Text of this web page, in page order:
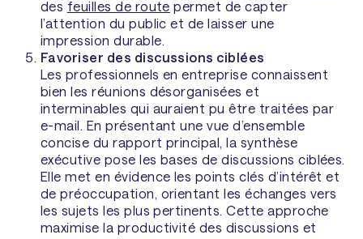
des feuilles de route permet de capter
l’attention du public et de laisser une
impression durable.
Favoriser des discussions ciblées
Les professionnels en entreprise connaissent
bien les réunions désorganisées et
interminables qui auraient pu être traitées par
e-mail. En présentant une vue d’ensemble
concise du rapport principal, la synthèse
exécutive pose les bases de discussions ciblées.
Elle met en évidence les points clés d’intérêt et
de préoccupation, orientant les échanges vers
les sujets les plus pertinents. Cette approche
maximise la productivité des discussions et